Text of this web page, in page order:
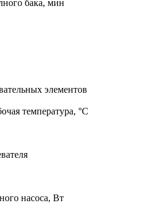
бака, мин
элементов
температура, °С
насоса, Вт